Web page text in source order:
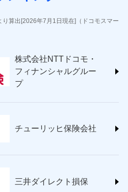
)
害保険株式会社
)
www.zurich.co.jp/)
)
)
株式会社
算出[2026年7月1日現在]（ドコモスマー
株式会社NTTドコモ・
フィナンシャルグルー
プ
チューリッヒ保険会社
三井ダイレクト損保